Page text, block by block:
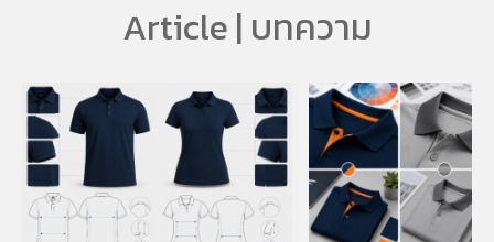
Article | บทความ